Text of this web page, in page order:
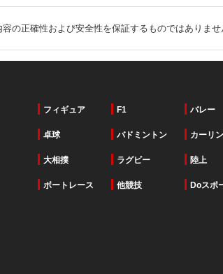
の正確性および安全性を保証するものではありま
フィギュア F1 バレー
卓球 バドミントン カーリ
大相撲 ラグビー 陸上
ボートレース 他競技 Doスポ